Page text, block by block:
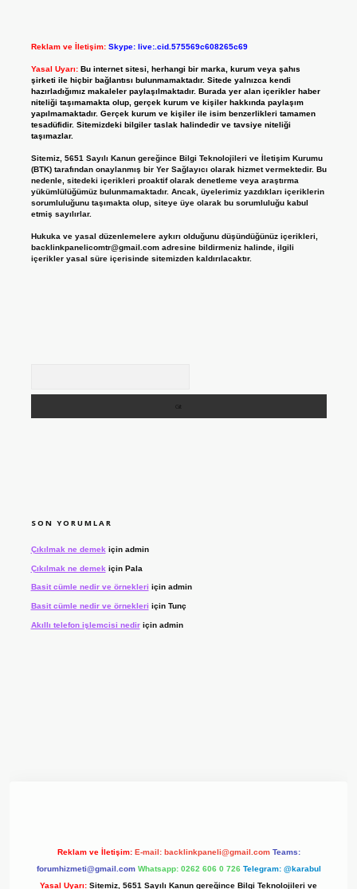
Reklam ve İletişim: Skype: live:.cid.575569c608265c69
Yasal Uyarı: Bu internet sitesi, herhangi bir marka, kurum veya şahıs
şirketi ile hiçbir bağlantısı bulunmamaktadır. Sitede yalnızca kendi
hazırladığımız makaleler paylaşılmaktadır. Burada yer alan içerikler haber
niteliği taşımamakta olup, gerçek kurum ve kişiler hakkında paylaşım
yapılmamaktadır. Gerçek kurum ve kişiler ile isim benzerlikleri tamamen
tesadüfidir. Sitemizdeki bilgiler taslak halindedir ve tavsiye niteliği
taşımazlar.
Sitemiz, 5651 Sayılı Kanun gereğince Bilgi Teknolojileri ve İletişim Kurumu
(BTK) tarafından onaylanmış bir Yer Sağlayıcı olarak hizmet vermektedir. Bu
nedenle, sitedeki içerikleri proaktif olarak denetleme veya araştırma
yükümlülüğümüz bulunmamaktadır. Ancak, üyelerimiz yazdıkları içeriklerin
sorumluluğunu taşımakta olup, siteye üye olarak bu sorumluluğu kabul
etmiş sayılırlar.
Hukuka ve yasal düzenlemelere aykırı olduğunu düşündüğünüz içerikleri,
backlinkpanelicomtr@gmail.comadresine bildirmeniz halinde, ilgili
içerikler yasal süre içerisinde sitemizden kaldırılacaktır.
SON YORUMLAR
Çıkılmak ne demek için admin
Çıkılmak ne demek için Pala
Basit cümle nedir ve örnekleri için admin
Basit cümle nedir ve örnekleri için Tunç
Akıllı telefon işlemcisi nediriçin admin
Reklam ve İletişim: E-mail: backlinkpaneli@gmail.com Teams:
forumhizmeti@gmail.com Whatsapp: 0262 606 0 726 Telegram: @karabul
Yasal Uyarı: Sitemiz, 5651 Sayılı Kanun gereğince Bilgi Teknolojileri ve